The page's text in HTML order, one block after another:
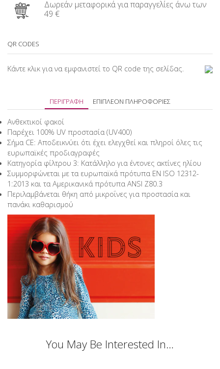
Δωρεάν μεταφορικά για παραγγελίες άνω των
49 €
QR CODES
Κάντε κλικ για να εμφανιστεί το QR code της σελίδας.
ΠΕΡΙΓΡΑΦΉ ΕΠΙΠΛΈΟΝ ΠΛΗΡΟΦΟΡΊΕΣ
Ανθεκτικοί φακοί
Παρέχει 100% UV προστασία (UV400)
Σήμα CE: Αποδεικνύει ότι έχει ελεγχθεί και πληροί όλες τις
ευρωπαϊκές προδιαγραφές
Κατηγορία φίλτρου 3: Κατάλληλο για έντονες ακτίνες ηλίου
Συμμορφώνεται με τα ευρωπαϊκά πρότυπα EN ISO 12312-
1:2013 και τα Αμερικανικά πρότυπα ANSI Z80.3
Περιλαμβάνεται θήκη από μικροΐνες για προστασία και
πανάκι καθαρισμού
You May Be Interested In…